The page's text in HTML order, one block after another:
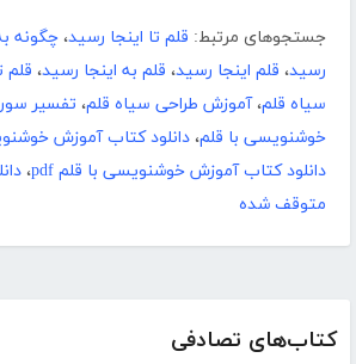
کتاب‌های تصادفی
جستجوهای مرتبط: قلم تا اینجا رسید، چگونه
رسید، قلم اینجا رسید، قلم به اینجا رسید، قلم
سیاه قلم،آموزش طراحی سیاه قلم، تفسیر
خوشنویسی با قلم، دانلود کتاب آموزش
دانلود کتاب آموزش خوشنویسی با قلم pdf
،
متوقف شده